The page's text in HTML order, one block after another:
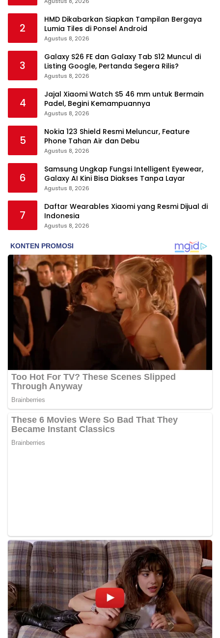
2
HMD Dikabarkan Siapkan Tampilan Bergaya
Lumia Tiles di Ponsel Android
Agustus 8, 2026
3
Galaxy S26 FE dan Galaxy Tab S12 Muncul di
Listing Google, Pertanda Segera Rilis?
Agustus 8, 2026
4
Jajal Xiaomi Watch S5 46 mm untuk Bermain
Padel, Begini Kemampuannya
Agustus 8, 2026
5
Nokia 123 Shield Resmi Meluncur, Feature
Phone Tahan Air dan Debu
Agustus 8, 2026
6
Samsung Ungkap Fungsi Intelligent Eyewear,
Galaxy AI Kini Bisa Diakses Tanpa Layar
Agustus 8, 2026
7
Daftar Wearables Xiaomi yang Resmi Dijual di
Indonesia
Agustus 8, 2026